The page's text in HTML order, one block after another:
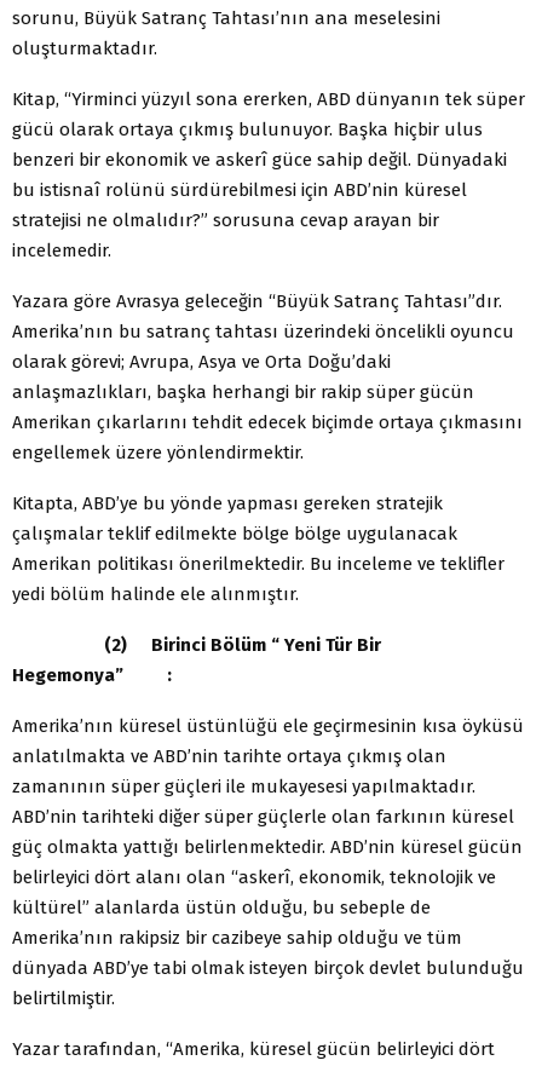
sorunu, Büyük Satranç Tahtası’nın ana meselesini
oluşturmaktadır.
Kitap, “Yirminci yüzyıl sona ererken, ABD dünyanın tek süper
gücü olarak ortaya çıkmış bulunuyor. Başka hiçbir ulus
benzeri bir ekonomik ve askerî güce sahip değil. Dünyadaki
bu istisnaî rolünü sürdürebilmesi için ABD’nin küresel
stratejisi ne olmalıdır?” sorusuna cevap arayan bir
incelemedir.
Yazara göre Avrasya geleceğin “Büyük Satranç Tahtası”dır.
Amerika’nın bu satranç tahtası üzerindeki öncelikli oyuncu
olarak görevi; Avrupa, Asya ve Orta Doğu’daki
anlaşmazlıkları, başka herhangi bir rakip süper gücün
Amerikan çıkarlarını tehdit edecek biçimde ortaya çıkmasını
engellemek üzere yönlendirmektir.
Kitapta, ABD’ye bu yönde yapması gereken stratejik
çalışmalar teklif edilmekte bölge bölge uygulanacak
Amerikan politikası önerilmektedir. Bu inceleme ve teklifler
yedi bölüm halinde ele alınmıştır.
(2) Birinci Bölüm “ Yeni Tür Bir
Hegemonya” :
Amerika’nın küresel üstünlüğü ele geçirmesinin kısa öyküsü
anlatılmakta ve ABD’nin tarihte ortaya çıkmış olan
zamanının süper güçleri ile mukayesesi yapılmaktadır.
ABD’nin tarihteki diğer süper güçlerle olan farkının küresel
güç olmakta yattığı belirlenmektedir. ABD’nin küresel gücün
belirleyici dört alanı olan “askerî, ekonomik, teknolojik ve
kültürel” alanlarda üstün olduğu, bu sebeple de
Amerika’nın rakipsiz bir cazibeye sahip olduğu ve tüm
dünyada ABD’ye tabi olmak isteyen birçok devlet bulunduğu
belirtilmiştir.
Yazar tarafından, “Amerika, küresel gücün belirleyici dört